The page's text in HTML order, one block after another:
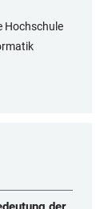
Hochschule